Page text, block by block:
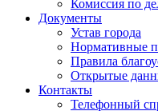
Комиссия по
Документы
Устав города
Нормативные
Правила
Открытые
Контакты
Телефонный